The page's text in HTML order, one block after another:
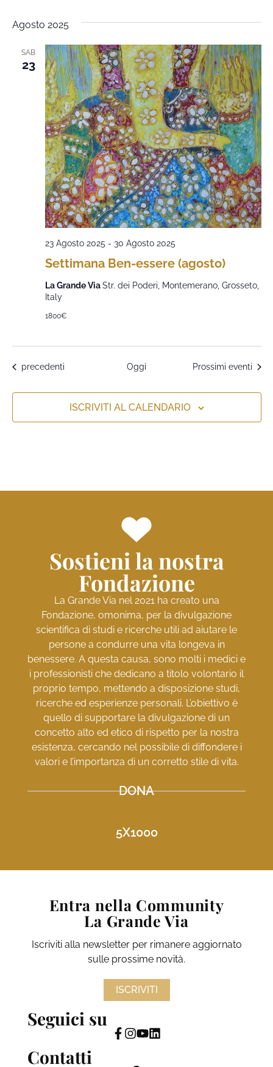
Agosto 2025
SAB
23
Settimana Ben-essere (agosto)
23 Agosto 2025 - 30 Agosto 2025
La Grande ViaStr. dei Poderi, Montemerano, Grosseto,
Italy
1800€
Eventi
precedenti Oggi Prossimi eventi
ISCRIVITI AL CALENDARIO
Sostieni la nostra
Fondazione
La Grande Via nel 2021 ha creato una
Fondazione, omonima, per la divulgazione
scientifica di studi e ricerche utili ad aiutare le
persone a condurre una vita longeva in
benessere. A questa causa, sono molti i medici e
i professionisti che dedicano a titolo volontario il
proprio tempo, mettendo a disposizione studi,
ricerche ed esperienze personali. L’obiettivo è
quello di supportare la divulgazione di un
concetto alto ed etico di rispetto per la nostra
esistenza, cercando nel possibile di diffondere i
valori e l’importanza di un corretto stile di vita.
DONA
5X1000
Contatti
Seguici su
Entra nella Community
La Grande Via
Iscriviti alla newsletter per rimanere aggiornato
sulle prossime novità.
ISCRIVITI